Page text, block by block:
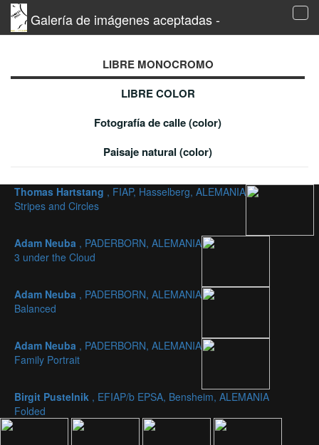
Galería de imágenes aceptadas -
LIBRE MONOCROMO
LIBRE COLOR
Fotografía de calle (color)
Paisaje natural (color)
Thomas Hartstang , FIAP, Hasselberg, ALEMANIA
Stripes and Circles
Adam Neuba , PADERBORN, ALEMANIA
3 under the Cloud
Adam Neuba , PADERBORN, ALEMANIA
Balanced
Adam Neuba , PADERBORN, ALEMANIA
Family Portrait
Birgit Pustelnik , EFIAP/b EPSA, Bensheim, ALEMANIA
Folded